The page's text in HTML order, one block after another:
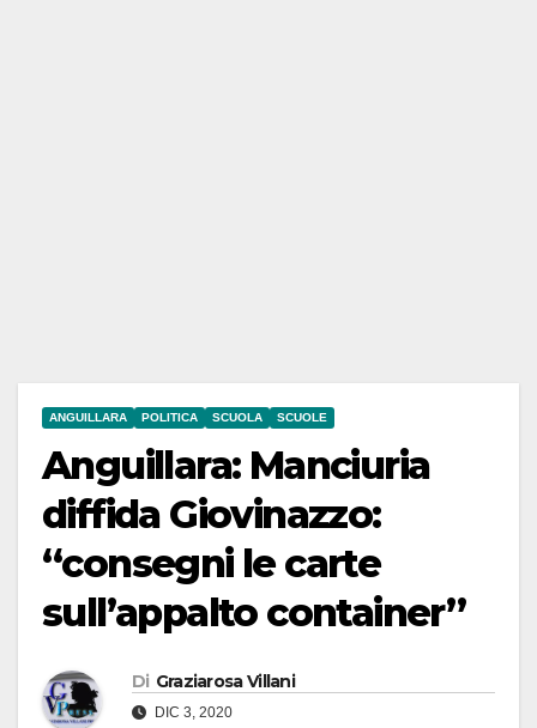
ANGUILLARA POLITICA SCUOLA SCUOLE
Anguillara: Manciuria
diffida Giovinazzo:
“consegni le carte
sull’appalto container”
Di Graziarosa Villani
DIC 3, 2020